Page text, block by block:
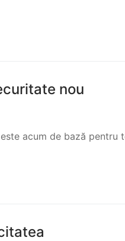
nou
acum de bază pentru